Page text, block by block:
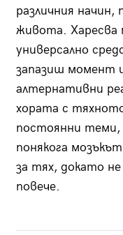
различния начин,
живота. Харесва
универсално
запазиш момент
алтернативни
хората с
постоянни теми,
понякога
за тях, докато
повече.